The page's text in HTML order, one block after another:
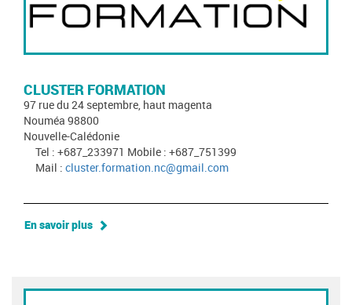
CLUSTER FORMATION
97 rue du 24 septembre, haut magenta
Nouméa 98800
Nouvelle-Calédonie
Tel : +687_233971 Mobile : +687_751399
Mail : cluster.formation.nc@gmail.com
En savoir plus